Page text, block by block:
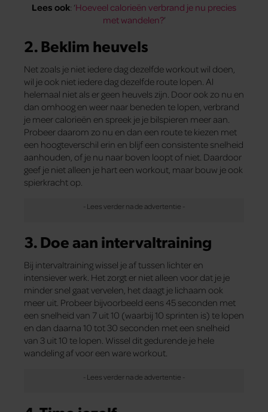
Lees ook: ‘Hoeveel calorieën verbrand je nu precies
met wandelen?’
2. Beklim heuvels
Net zoals je niet iedere dag dezelfde workout wil doen,
wil je ook niet iedere dag dezelfde route lopen. Al
helemaal niet als er geen heuvels zijn. Door ook zo nu en
dan omhoog en weer naar beneden te lopen, verbrand
je meer calorieën en spreek je je bilspieren meer aan.
Probeer daarom zo nu en dan een route te kiezen met
een hoogteverschil erin en blijf een consistente snelheid
aanhouden, of je nu naar boven loopt of niet. Daardoor
geef je niet alleen je hart een workout, maar bouw je ook
spierkracht op.
3. Doe aan intervaltraining
Bij intervaltraining wissel je af tussen lichter en
intensiever werk. Het zorgt er niet alleen voor dat je je
minder snel gaat vervelen, het daagt je lichaam ook
meer uit. Probeer bijvoorbeeld eens 45 seconden met
een snelheid van 7 uit 10 (waarbij 10 sprinten is) te lopen
en dan daarna 10 tot 30 seconden met een snelheid
van 3 uit 10 te lopen. Wissel dit gedurende je hele
wandeling af voor een ware workout.